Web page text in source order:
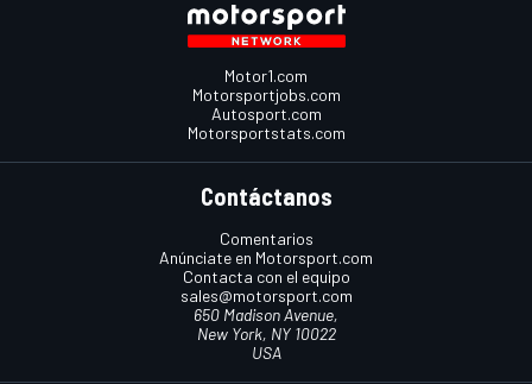
Motor1.com
Motorsportjobs.com
Autosport.com
Motorsportstats.com
Contáctanos
Comentarios
Anúnciate en Motorsport.com
Contacta con el equipo
sales@motorsport.com
650 Madison Avenue,
New York, NY 10022
USA